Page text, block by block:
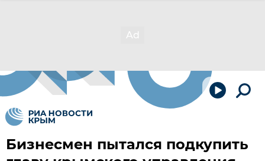
Бизнесмен пытался подкупить